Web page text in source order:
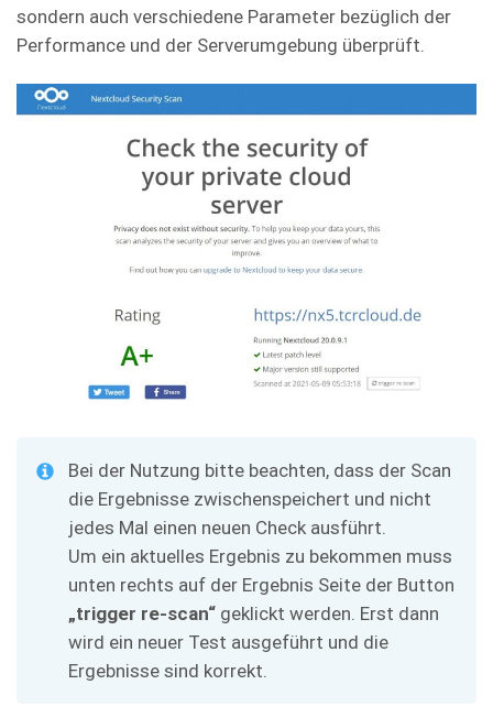
sondern auch verschiedene Parameter bezüglich der
Performance und der Serverumgebung überprüft.
Bei der Nutzung bitte beachten, dass der Scan
die Ergebnisse zwischenspeichert und nicht
jedes Mal einen neuen Check ausführt.
Um ein aktuelles Ergebnis zu bekommen muss
unten rechts auf der Ergebnis Seite der Button
„trigger re-scan“geklickt werden. Erst dann
wird ein neuer Test ausgeführt und die
Ergebnisse sind korrekt.